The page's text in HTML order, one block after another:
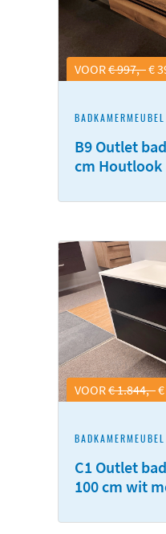
VOOR€ 997,-€
BADKAMERMEUBEL
B9 Outlet
cm Houtlook
VOOR€ 1.844,-
BADKAMERMEUBEL
C1 Outlet
100 cm wit